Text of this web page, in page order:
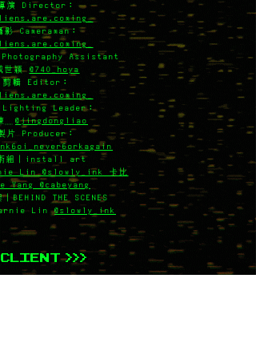
演 Director：
影 Cameraman：
Photography Assistant
世穎 @740_hoya
剪輯 Editor：
Lighting Leader：
@jingdongliao
片 Producer：
組｜install art
Lin @slowly_ink 卡比
Yang @cabeyang
｜BEHIND THE SCENES
Lin@slowly_ink
>>>